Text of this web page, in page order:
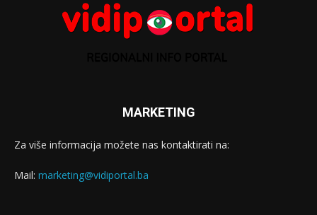
MARKETING
Za više informacija možete nas kontaktirati na:
Mail: marketing@vidiportal.ba